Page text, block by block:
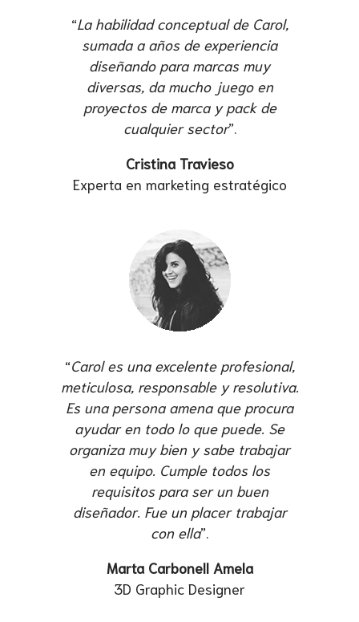
“La habilidad conceptual de Carol,
sumada a años de experiencia
diseñando para marcas muy
diversas, da mucho juego en
proyectos de marca y pack de
cualquier sector”.
Cristina Travieso
Experta en marketing estratégico
“Carol es una excelente profesional,
meticulosa, responsable y resolutiva.
Es una persona amena que procura
ayudar en todo lo que puede. Se
organiza muy bien y sabe trabajar
en equipo. Cumple todos los
requisitos para ser un buen
diseñador. Fue un placer trabajar
con ella”.
Marta Carbonell Amela
3D Graphic Designer